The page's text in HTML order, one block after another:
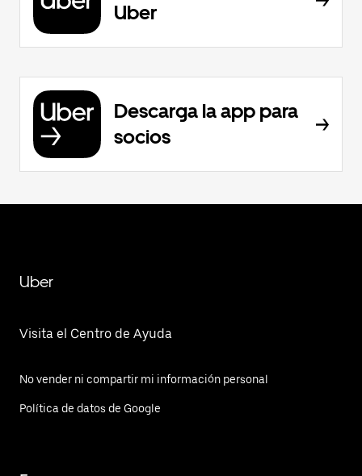
Uber
Descarga la app para
socios
Uber
Visita el Centro de Ayuda
No vender ni compartir mi información personal
Política de datos de Google